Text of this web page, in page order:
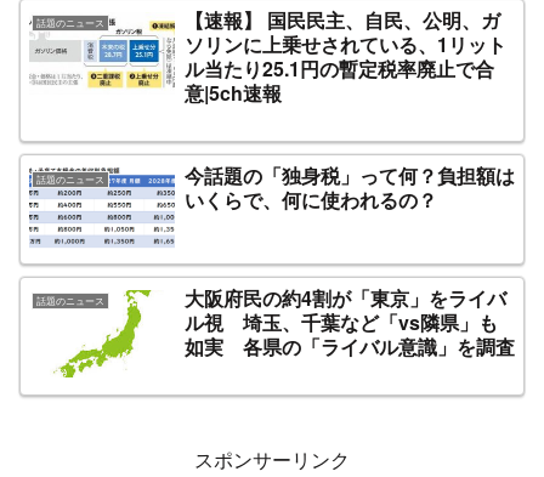
話題のニュース
【速報】 国民民主、自民、公明、ガ
ソリンに上乗せされている、1リット
ル当たり25.1円の暫定税率廃止で合
意|5ch速報
話題のニュース
今話題の「独身税」って何？負担額は
いくらで、何に使われるの？
話題のニュース
大阪府民の約4割が「東京」をライバ
ル視 埼玉、千葉など「vs隣県」も
如実 各県の「ライバル意識」を調査
スポンサーリンク